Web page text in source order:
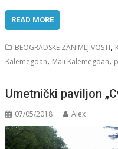
READ MORE
BEOGRADSKE ZANIMLJIVOSTI,
Kalemegdan, Mali Kalemegdan,
Umetnički paviljon
07/05/2018 Alex